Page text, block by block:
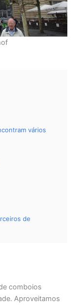
vários
de
comboios
Aproveitamos